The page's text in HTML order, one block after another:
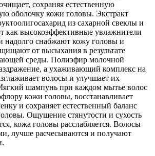
сохраняя естественную
оболочку кожи головы. Экстракт
из сахарной свеклы и
как высокоэффективные увлажнители
снабжают кожу головы и
от высыхания в результате
среды. Полиэфир молочной
а ухаживающий комплекс на
волосы и улучшает их
шампунь при каждом мытье волос
кожи головы, восстанавливает
и сохраняет естественный баланс
Ощущение стянутости и сухость
кожа головы расслабляется. Волосы
лучше расчесываются и получают